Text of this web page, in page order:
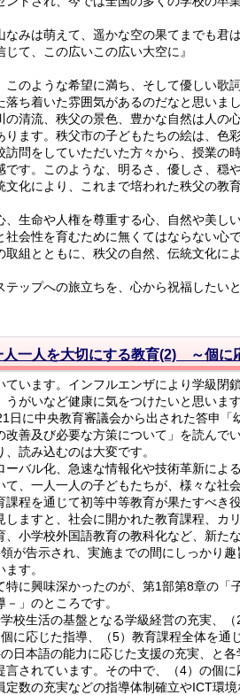
みは萌えて、遥かな空の果てまでも君
じて、この広いこの広い大空に』
のような希望に満ち、そして優しい歌
ち着いた雰囲気があるのだなと思いまし
清流、秩父の景色、豊かな自然は人の
ります。秩父市の子どもたちの絵は、色
訪問をしていただいた方々から、授業の
です。このような、明るさ、優しさ、穏
文化により、これまで培われた秩父の教
生命や人権を尊重する心、自然や美し
社会性を育むために無くてはならない心で
組とともに、秩父の自然、伝統文化に
ップへの旅立ちを、心から祝福したいと
人一人を大切にする教育(2) ～個に
います。インフルエンザにより学級閉
がいなど健康に気をつけたいと思います
に中央教育審議会から出された答申「
改善及び必要な方策について」を読んで
読み込むのは大変です。
バル化、急速な情報化や技術革新によ
て、一人一人の子どもたちが、様々な社
課程を通じて初等中等教育が果たすべき
ますと、社会に開かれた教育課程、カ
、小学校外国語教育の教科化など、新た
が告示され、実施までの間にしっかり
す。
に興味深かったのが、第1部第8章の
」のところです。
校生活の基盤となる学級経営の充実、
に応じた指導、（5）教育課程全体を
日本語の能力に応じた支援の充実、と
言されています。その中で、（4）の個
定数の充実などの指導体制確立やICT環